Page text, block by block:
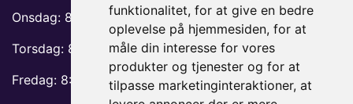
funktionalitet, for at give en bedre
oplevelse på hjemmesiden, for at
måle din interesse for vores
produkter og tjenester og for at
tilpasse marketinginteraktioner, at
Onsdag: 8:30-13 og 14:30-17
Torsdag: 8:30-13 og 14:30-17
Fredag: 8:30-12 og 13:30-17